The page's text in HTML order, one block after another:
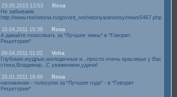
23.05.2013 13:53
Rosa
Не забываем
http://www.reshetoria.ru/govorit_reshetoriya/anonsy/news5467.php
15.04.2011 15:38
Rosa
А давайте голосовать за *Лучшее зимы* в *Говорит
Решетория*
09.04.2011 01:02
Voha
Глубокие,мудрые,мелодичные и...просто очень красивые у Вас
стихи,Владимир...С уважением,удачи!
25.01.2011 18:49
Rosa
напоминаю - голосуем за *Лучшее года* - в *Говорит
Решетория*